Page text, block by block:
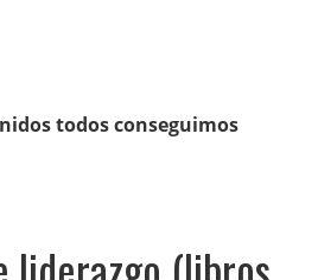
todos conseguimos